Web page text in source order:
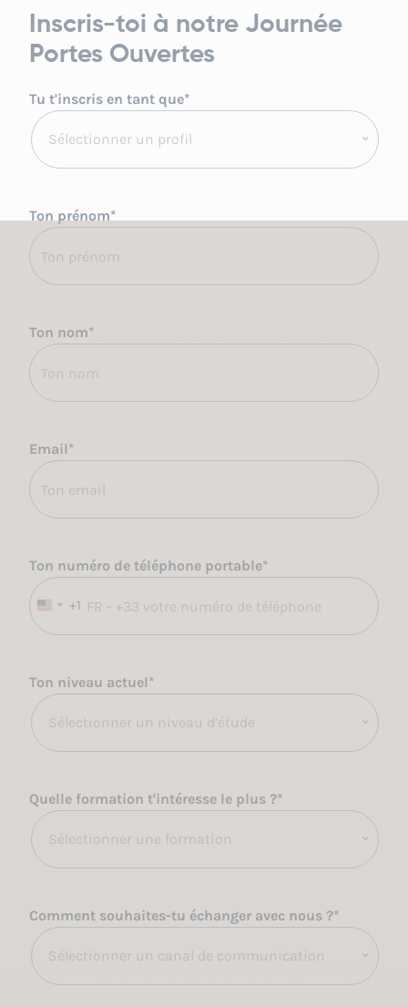
Inscris-toi à notre Journée
Portes Ouvertes
Tu t'inscris en tant que*
Sélectionner un profil
Ton prénom*
Ton nom*
Email*
Ton numéro de téléphone portable*
É
t
t
s
s
+1
Ton niveau actuel*
Sélectionner un niveau d’étude
Quelle formation t'intéresse le plus ?*
Sélectionner une formation
Comment souhaites-tu échanger avec nous ?*
Sélectionner un canal de communication